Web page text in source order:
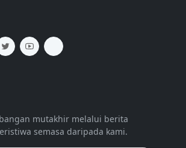
mutakhir melalui berita
semasa daripada kami.